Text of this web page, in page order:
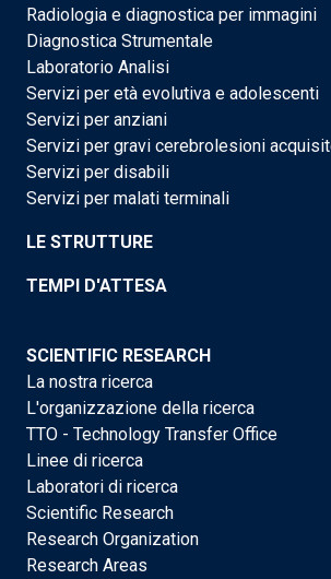
Radiologia e diagnostica per immagini
Diagnostica Strumentale
Laboratorio Analisi
Servizi per età evolutiva e adolescenti
Servizi per anziani
Servizi per gravi cerebrolesioni
Servizi per disabili
Servizi per malati terminali
LE STRUTTURE
TEMPI D'ATTESA
SCIENTIFIC RESEARCH
La nostra ricerca
L'organizzazione della ricerca
TTO - Technology Transfer Office
Linee di ricerca
Laboratori di ricerca
Scientific Research
Research Organization
Research Areas